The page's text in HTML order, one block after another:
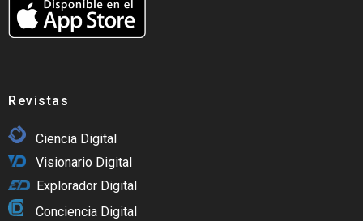
Revistas
Ciencia Digital
Visionario Digital
Explorador Digital
Conciencia Digital